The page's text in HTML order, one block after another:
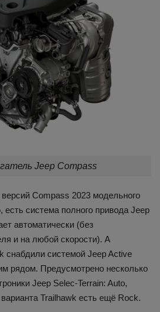
Jeep Compass
Compass 2023 модельного
есть система полного привода Jeep
автоматически (без
и на любой скорости). А
снабдили системой Jeep Active
рядом. Предусмотрено несколько
Jeep Selec-Terrain: Auto,
Trailhawk есть ещё Rock.